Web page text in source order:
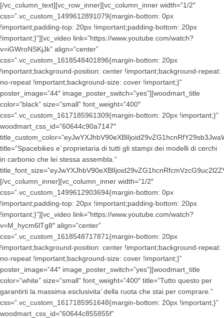
[/vc_column_text][vc_row_inner][vc_column_inner width=”1/2″
css=”.vc_custom_1499612891079{margin-bottom: 0px
!important;padding-top: 20px !important;padding-bottom: 20px
!important;}”][vc_video link=”https://www.youtube.com/watch?
v=iGWroNSKjJk” align=”center”
css=”.vc_custom_1618548401896{margin-bottom: 20px
!important;background-position: center !important;background-repeat:
no-repeat !important;background-size: cover !important;}”
poster_image=”44″ image_poster_switch=”yes”][woodmart_title
color=”black” size=”small” font_weight=”400″
css=”.vc_custom_1617185961309{margin-bottom: 20px !important;}”
woodmart_css_id=”60644c90a7147″
title=”Spacebikes e’ proprietaria di tutti gli stampi dei modelli di cerchi
in carbonio che lei stessa assembla.”
[/vc_column_inner][vc_column_inner width=”1/2″
css=”.vc_custom_1499612903694{margin-bottom: 0px
!important;padding-top: 20px !important;padding-bottom: 20px
!important;}”][vc_video link=”https://www.youtube.com/watch?
v=M_hycm6lTg8″ align=”center”
css=”.vc_custom_1618548717871{margin-bottom: 20px
!important;background-position: center !important;background-repeat:
no-repeat !important;background-size: cover !important;}”
poster_image=”44″ image_poster_switch=”yes”][woodmart_title
color=”white” size=”small” font_weight=”400″ title=”Tutto questo per
garantirti la massima esclusivita’ della ruota che stai per comprare.”
css=”.vc_custom_1617185951648{margin-bottom: 20px !important;}”
woodmart_css_id=”60644c855855f”